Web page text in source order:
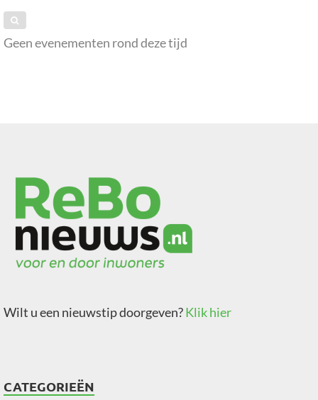
Geen evenementen rond deze tijd
Wilt u een nieuwstip doorgeven?Klik hier
CATEGORIEËN